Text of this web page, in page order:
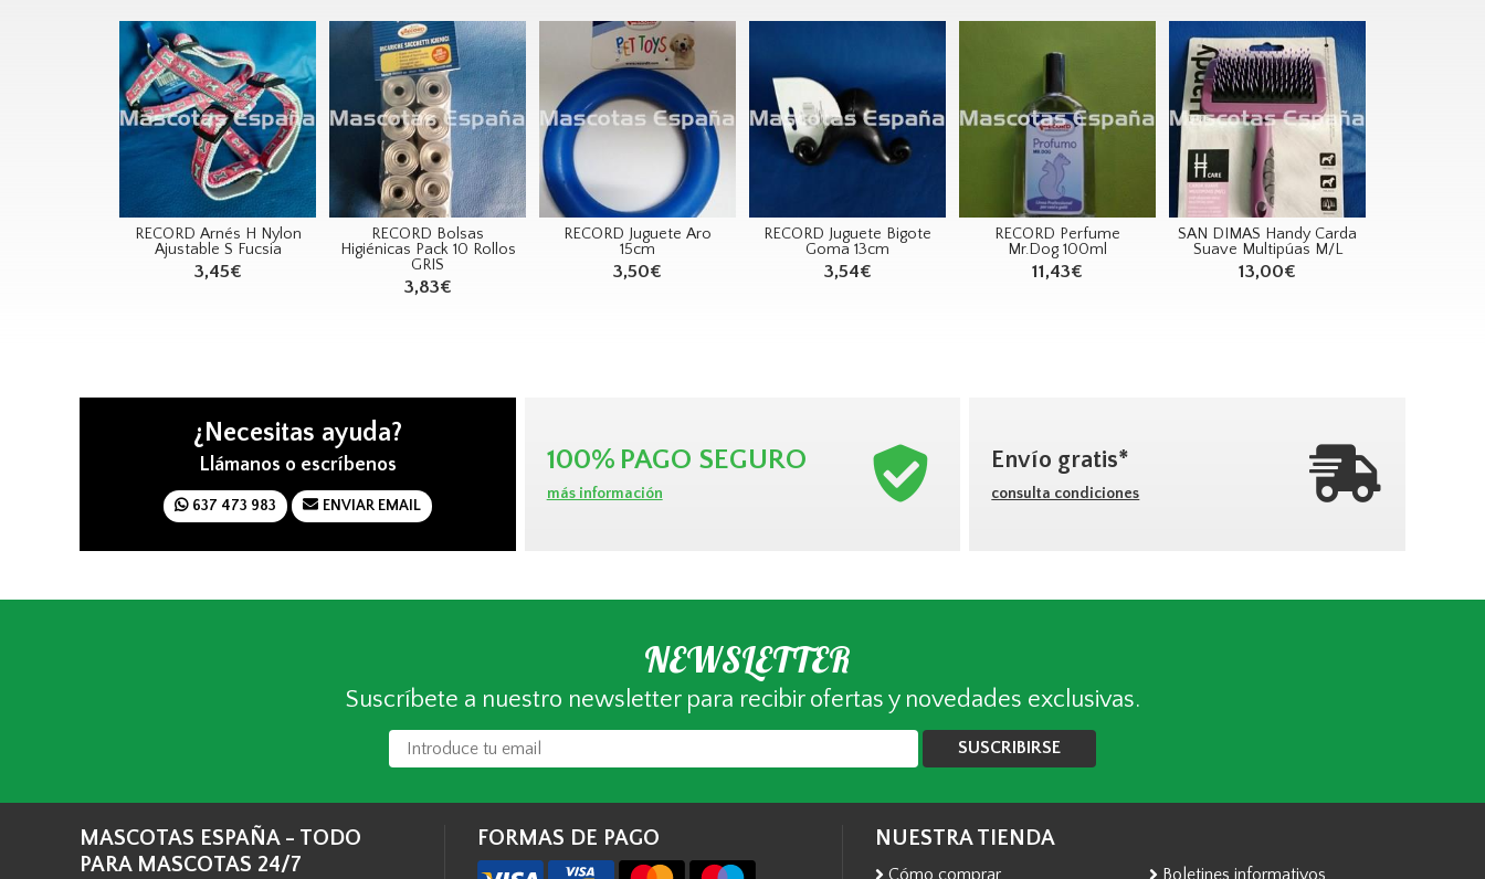
RECORD Arnés H Nylon
Ajustable S Fucsia
3,45€
RECORD Bolsas
Higiénicas Pack 10 Rollos
GRIS
3,83€
RECORD Juguete Aro
15cm
3,50€
RECORD Juguete Bigote
Goma 13cm
3,54€
RECORD Perfume
Mr.Dog 100ml
11,43€
SAN DIMAS Handy Carda
Suave Multipúas M/L
13,00€
¿Necesitas ayuda?
Llámanos o escríbenos
637 473 983 ENVIAR EMAIL
100% PAGO SEGURO
más información
Envío gratis*
consulta condiciones
NEWSLETTER
Suscríbete a nuestro newsletter para recibir ofertas y novedades exclusivas.
SUSCRIBIRSE
MASCOTAS ESPAÑA - TODO
PARA MASCOTAS 24/7
FORMAS DE PAGO NUESTRA TIENDA
Cómo comprar Boletines informativos